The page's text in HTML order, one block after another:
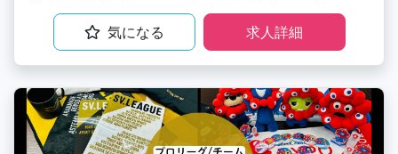
気になる 求人詳細